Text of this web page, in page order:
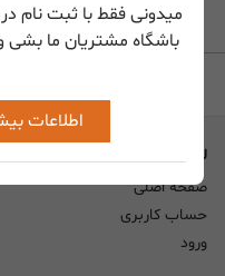
میدونی فقط با ثبت نام
باشگاه مشتریان ما بشی
اطلاعات
لیست صفحات
صفحه اصلی
حساب کاربری
ورود